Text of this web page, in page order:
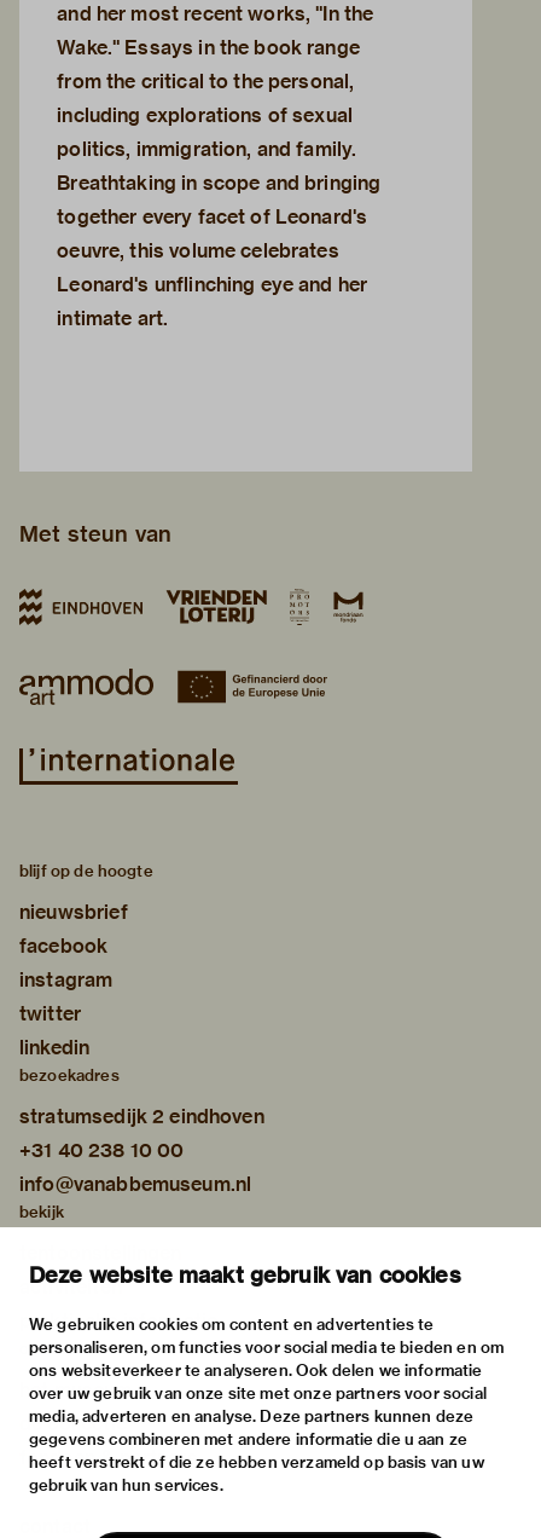
Deze website maakt gebruik van cookies
We gebruiken cookies om content en advertenties te
personaliseren, om functies voor social media te bieden en om
ons websiteverkeer te analyseren. Ook delen we informatie
over uw gebruik van onze site met onze partners voor social
media, adverteren en analyse. Deze partners kunnen deze
gegevens combineren met andere informatie die u aan ze
heeft verstrekt of die ze hebben verzameld op basis van uw
gebruik van hun services.
and her most recent works, "In the
Wake." Essays in the book range
from the critical to the personal,
including explorations of sexual
politics, immigration, and family.
Breathtaking in scope and bringing
together every facet of Leonard's
oeuvre, this volume celebrates
Leonard's unflinching eye and her
intimate art.
Met steun van
blijf op de hoogte
nieuwsbrief
facebook
instagram
twitter
linkedin
bezoekadres
stratumsedijk 2 eindhoven
+31 40 238 10 00
info@vanabbemuseum.nl
bekijk
activiteiten
praktische informatie
over
het museum
de collectie
fondsen & partners